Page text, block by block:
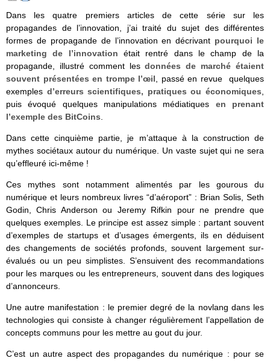
Dans les quatre premiers articles de cette série sur les
propagandes de l’innovation, j’ai traité du sujet des différentes
formes de propagande de l’innovation en décrivant pourquoi le
marketing de l’innovation était rentré dans le champ de la
propagande, illustré comment lesdonnées de marché étaient
souvent présentées en trompe l’œil , passé en revue quelques
exemples d’erreurs scientifiques, pratiques ou économiques
puis évoqué quelques manipulations médiatiques en prenant
l’exemple des BitCoins
Dans cette cinquième partie, je m’attaque à la construction de
mythes sociétaux autour du numérique. Un vaste sujet qui ne sera
qu’effleuré ici-même !
Ces mythes sont notamment alimentés par les gourous du
numérique et leurs nombreux livres “d’aéroport” : Brian Solis, Seth
Godin, Chris Anderson ou Jeremy Rifkin pour ne prendre que
quelques exemples. Le principe est assez simple : partant souvent
d’exemples de startups et d’usages émergents, ils en déduisent
des changements de sociétés profonds, souvent largement sur-
évalués ou un peu simplistes. S’ensuivent des recommandations
pour les marques ou les entrepreneurs, souvent dans des logiques
d’annonceurs.
Une autre manifestation : le premier degré de la novlang dans les
technologies qui consiste à changer régulièrement l’appellation de
concepts communs pour les mettre au gout du jour.
C’est un autre aspect des propagandes du numérique : pour se